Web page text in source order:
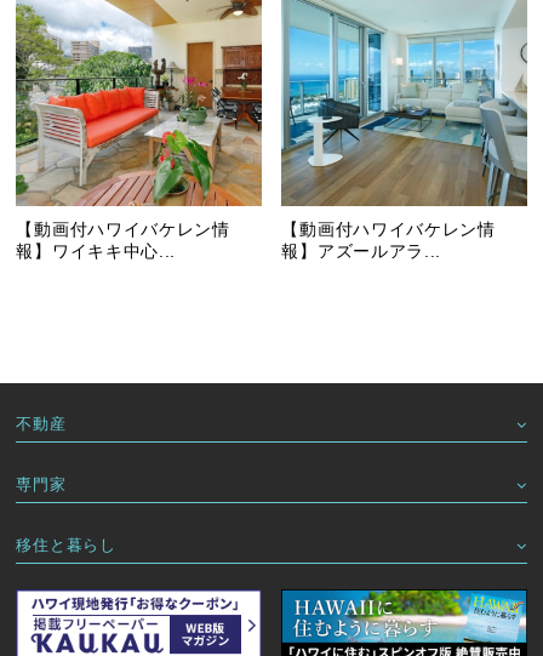
【動画付ハワイバケレン情
報】ワイキキ中心...
【動画付ハワイバケレン情
報】アズールアラ...
不動産
専門家
移住と暮らし